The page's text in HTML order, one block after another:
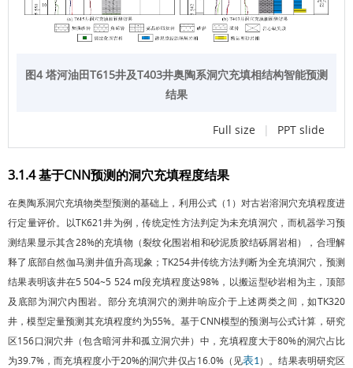
图4 塔河油田T615井及T403井奥陶系洞穴充填相结构智能预测
结果
Full size | PPT slide
3.1.4 基于CNN预测的洞穴充填程度结果
在奥陶系洞穴充填物类型预测的基础上，利用公式（1）对古岩溶洞穴充填程度进
行定量评价。以TK621井为例，传统定性方法判定为未充填洞穴，而机器学习预
测结果显示其含28%的充填物（裂纹化围岩相和砂泥质胶结砾屑岩相），合理解
释了底部自然伽马测井值升高现象；TK254井传统方法判断为全充填洞穴，预测
结果表明该井在5 504~5 524 m段充填程度达98%，以搬运型砂岩相为主，顶部
及底部为洞穴内围岩。部分充填洞穴的测井响应介于上述两类之间，如TK320
井，模型定量预测其充填程度约为55%。基于CNN模型的预测与公式计算，研究
区156口洞穴井（包含暗河井和孤立洞穴井）中，充填程度大于80%的洞穴占比
为39.7%，而充填程度小于20%的洞穴井仅占16.0%（见表1）。结果表明研究区